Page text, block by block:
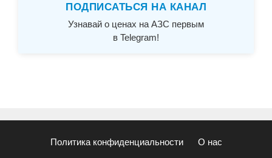
ПОДПИСАТЬСЯ НА КАНАЛ
Узнавай о ценах на АЗС первым
в Telegram!
Политика конфиденциальности О нас